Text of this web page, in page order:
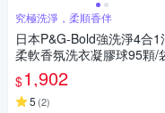
究極洗淨，柔順香伴
日本P&G-Bold強洗淨4合1
柔軟香氛洗衣凝膠球95顆/
間限定增量版,室內晾曬洗衣
補充包,祛黃潔白柔順洗衣膠
1粒究極不挑機型)
$1,902
5 (2)